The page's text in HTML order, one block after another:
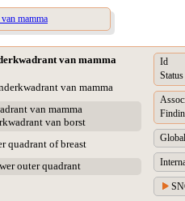
mamma
van mamma
van mamma
van mamma
van borst
quadrant of breast
outer quadrant
Id
Status